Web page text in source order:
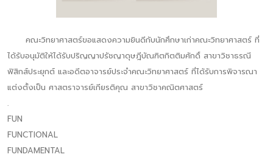
คณะวิทยาศาสตร์ขอแสดงความยินดีกับนักศึกษาเก่าคณะวิทยาศาสตร์ ที่
ได้รับอนุมัติให้ได้รับปริญญาปรัชญาดุษฎีบัณฑิตกิตติมศักดิ์ สาขาวิชาธรณี
ฟิสิกส์ประยุกต์ และอดีตอาจารย์ประจำคณะวิทยาศาสตร์ ที่ได้รับการพิจารณา
แต่งตั้งเป็น ศาสตราจารย์เกียรติคุณ สาขาวิชาคณิตศาสตร์
.
FUN
FUNCTIONAL
FUNDAMENTAL